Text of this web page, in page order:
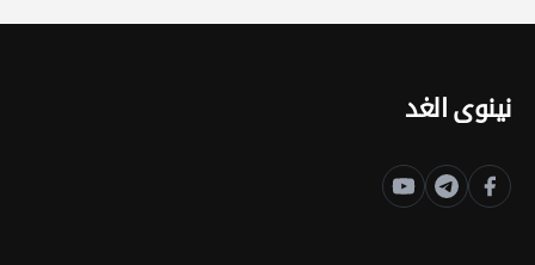
نينوى الغد